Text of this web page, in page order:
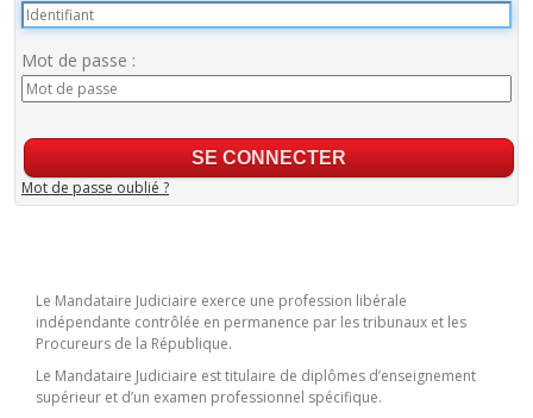
Mot de passe :
Mot de passe oublié ?
Le Mandataire Judiciaire exerce une profession libérale
indépendante contrôlée en permanence par les tribunaux et les
Procureurs de la République.
Le Mandataire Judiciaire est titulaire de diplômes d’enseignement
supérieur et d’un examen professionnel spécifique.